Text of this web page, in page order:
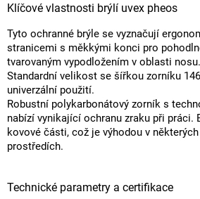
Klíčové vlastnosti brýlí uvex pheos
Tyto ochranné brýle se vyznačují
stranicemi s měkkými konci pro
tvarovaným vypodložením v oblasti nosu.
Standardní velikost se šířkou zorníku
univerzální použití.
Robustní polykarbonátový zorník s
nabízí vynikající ochranu zraku při práci.
kovové části, což je výhodou v
prostředích.
Technické parametry a certifikace